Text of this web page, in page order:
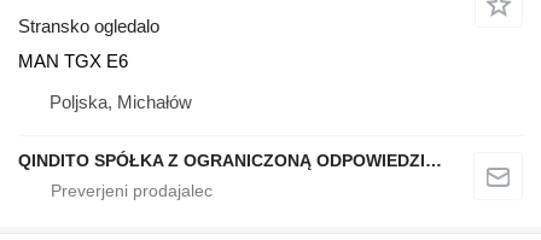
Stransko ogledalo
MAN TGX E6
Poljska, Michałów
QINDITO SPÓŁKA Z OGRANICZONĄ ODPOWIEDZIALNOŚCIĄ